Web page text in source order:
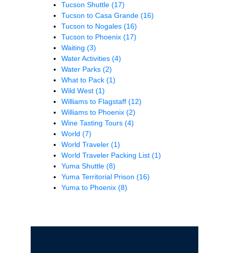
Tucson Shuttle (17)
Tucson to Casa Grande (16)
Tucson to Nogales (16)
Tucson to Phoenix (17)
Waiting (3)
Water Activities (4)
Water Parks (2)
What to Pack (1)
Wild West (1)
Williams to Flagstaff (12)
Williams to Phoenix (2)
Wine Tasting Tours (4)
World (7)
World Traveler (1)
World Traveler Packing List (1)
Yuma Shuttle (8)
Yuma Territorial Prison (16)
Yuma to Phoenix (8)